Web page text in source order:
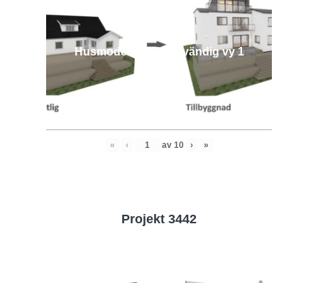
Husmodell 1042 - Utvändig vy 1
« ‹ av 10 › »
Projekt 3442